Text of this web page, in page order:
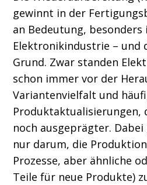
gewinnt in der
an Bedeutung, besonders
Elektronikindustrie – und
Grund. Zwar standen
schon immer vor der
Variantenvielfalt und
Produktaktualisierungen,
noch ausgeprägter.
nur darum, die
Prozesse, aber ähnliche
Teile für neue Produkte)